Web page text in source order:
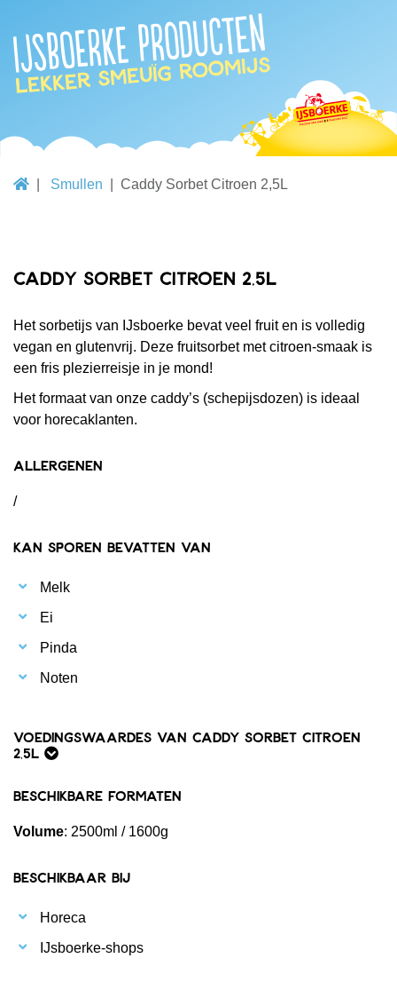
IJsboerke producten
lekker smeuïg roomijs
Smullen Caddy Sorbet Citroen 2,5L
Caddy Sorbet Citroen 2,5L
Het sorbetijs van IJsboerke bevat veel fruit en is volledig
vegan en glutenvrij. Deze fruitsorbet met citroen-smaak is
een fris plezierreisje in je mond!
Het formaat van onze caddy’s (schepijsdozen) is ideaal
voor horecaklanten.
Allergenen
/
Kan sporen bevatten van
Melk
Ei
Pinda
Noten
Voedingswaardes van Caddy Sorbet Citroen
2,5L
Beschikbare formaten
Volume: 2500ml / 1600g
Beschikbaar bij
Horeca
IJsboerke-shops